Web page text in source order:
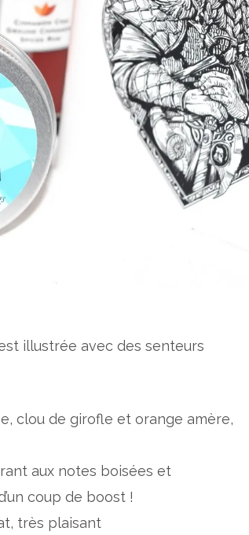
illustrée avec des senteurs
clou de girofle et orange amère,
aux notes boisées et
coup de boost !
très plaisant